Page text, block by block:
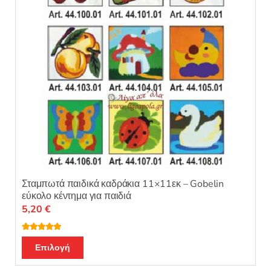
επιλεγούν
στη
σελίδα
του
προϊόντος
Σταμπωτά παιδικά καδράκια 11×11εκ – Gobelin
εύκολο κέντημα για παιδιά
Βαθμολογή
θηκε με5.00
από 5
5,20 €
Επιλογή
το